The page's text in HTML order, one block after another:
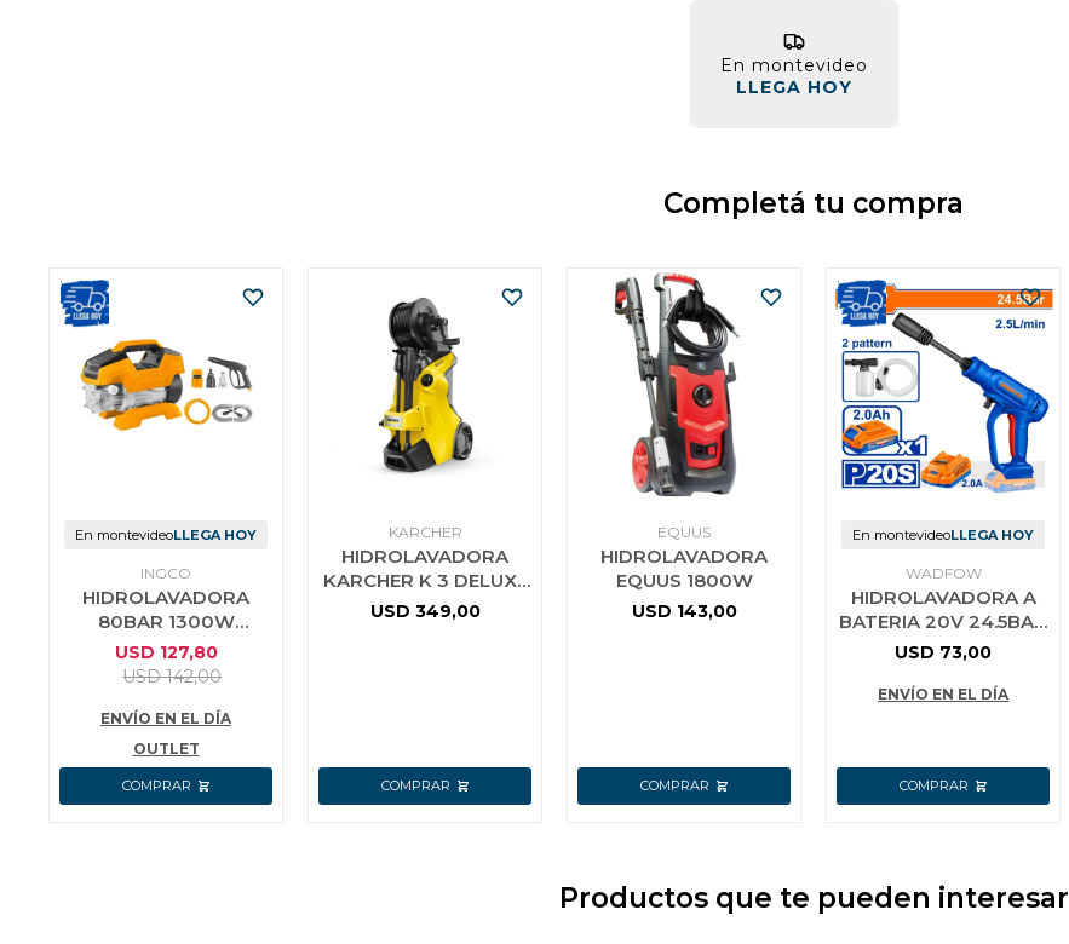
En montevideo
LLEGA HOY
Completá tu compra
En montevideoLLEGA HOY
INGCO
HIDROLAVADORA
80BAR 1300W
INDUCCION INGCO
HPWR13018
USD 127,80
USD 142,00
ENVÍO EN EL DÍA
OUTLET
KARCHER
HIDROLAVADORA
KARCHER K 3 DELUXE
PREMIUM
USD 349,00
EQUUS
HIDROLAVADORA
EQUUS 1800W
USD 143,00
En montevideoLLEGA HOY
WADFOW
HIDROLAVADORA A
BATERIA 20V 24.5BAR
+ BATERIA 2.0AH +
ACCESORIOS WADF
USD 73,00
ENVÍO EN EL DÍA
Productos que te pueden interesar